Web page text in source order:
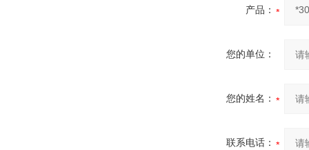
产品：
您的单位：
您的姓名：
联系电话：